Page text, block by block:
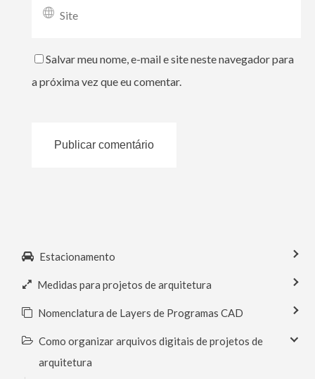
Salvar meu nome, e-mail e site neste navegador para
a próxima vez que eu comentar.
Estacionamento
Medidas para projetos de arquitetura
Nomenclatura de Layers de Programas CAD
Como organizar arquivos digitais de projetos de
arquitetura